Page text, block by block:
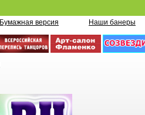
Бумажная версия Наши банеры